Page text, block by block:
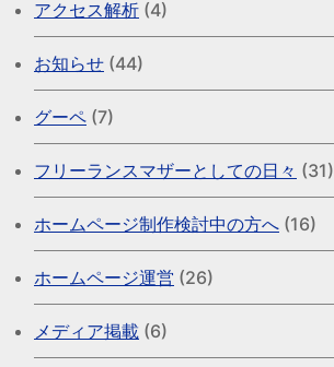
アクセス解析 (4)
お知らせ (44)
グーペ (7)
フリーランスマザーとしての日々 (31)
ホームページ制作検討中の方へ (16)
ホームページ運営 (26)
メディア掲載 (6)